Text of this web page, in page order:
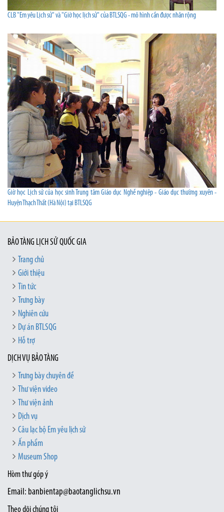
CLB "Em yêu Lịch sử" và "Giờ học lịch sử" của BTLSQG - mô hình cần được nhân rộng
Giờ học Lịch sử của học sinh Trung tâm Giáo dục Nghề nghiệp - Giáo dục thường xuyên -
Huyện Thạch Thất (Hà Nội) tại BTLSQG
BẢO TÀNG LỊCH SỬ QUỐC GIA
Trang chủ
Giới thiệu
Tin tức
Trưng bày
Nghiên cứu
Dự án BTLSQG
Hỗ trợ
DỊCH VỤ BẢO TÀNG
Trưng bày chuyên đề
Thư viện video
Thư viện ảnh
Dịch vụ
Câu lạc bộ Em yêu lịch sử
Ấn phẩm
Museum Shop
Hòm thư góp ý
Email: banbientap@baotanglichsu.vn
Theo dõi chúng tôi